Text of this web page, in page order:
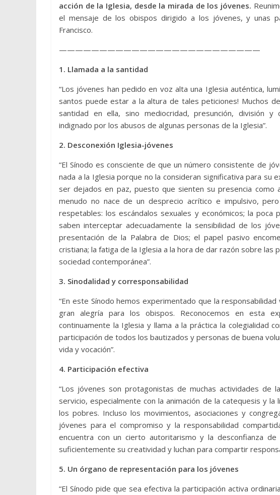
acción de la Iglesia, desde la mirada de los jóvenes.
el mensaje de los obispos dirigido a los jóvenes, y unas
Francisco.
—————————————————————————
1. Llamada a la santidad
“Los jóvenes han pedido en voz alta una Iglesia auténtica,
santos puede estar a la altura de tales peticiones! Muchos
santidad en ella, sino mediocridad, presunción, división y
indignado por los abusos de algunas personas de la Iglesia”.
2. Desconexión Iglesia-jóvenes
“El Sínodo es consciente de que un número consistente de
nada a la Iglesia porque no la consideran significativa para su
ser dejados en paz, puesto que sienten su presencia como
menudo no nace de un desprecio acrítico e impulsivo,
respetables: los escándalos sexuales y económicos; la
saben interceptar adecuadamente la sensibilidad de los
presentación de la Palabra de Dios; el papel pasivo
cristiana; la fatiga de la Iglesia a la hora de dar razón sobre
sociedad contemporánea”.
3. Sinodalidad y corresponsabilidad
“En este Sínodo hemos experimentado que la
gran alegría para los obispos. Reconocemos en esta
continuamente la Iglesia y llama a la práctica la colegialidad
participación de todos los bautizados y personas de buena
vida y vocación”.
4. Participación efectiva
“Los jóvenes son protagonistas de muchas actividades de
servicio, especialmente con la animación de la catequesis y
los pobres. Incluso los movimientos, asociaciones y
jóvenes para el compromiso y la responsabilidad
encuentra con un cierto autoritarismo y la desconfianza
suficientemente su creatividad y luchan para compartir
5. Un órgano de representación para los jóvenes
“El Sínodo pide que sea efectiva la participación activa